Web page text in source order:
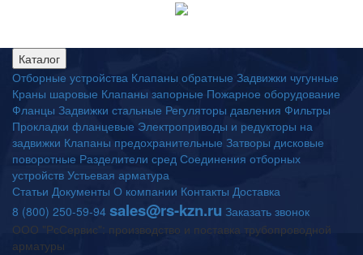
Каталог
Отборные устройства Клапаны обратные Задвижки чугунные
Краны шаровые Клапаны запорные Пожарное оборудование
Фланцы Задвижки стальные Регуляторы давления Фильтры
Прокладки фланцевые Электроприводы и редукторы на
задвижки Клапаны предохранительные Затворы дисковые
поворотные Разделители сред Соединения отборных
устройств Устьевая арматура
Статьи Документы О компании Контакты Доставка
8 (800) 250-59-94 sales@rs-kzn.ru Заказать звонок
ООО "РсСервис": производство и поставка трубопроводной
арматуры